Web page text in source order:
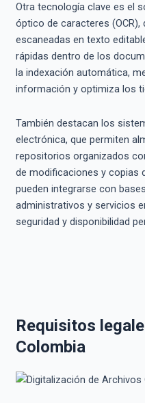
Otra tecnología clave es el
óptico de caracteres (OCR),
escaneadas en texto
rápidas dentro de los
la indexación automática,
información y optimiza los
También destacan los
electrónica, que permiten
repositorios organizados
de modificaciones y copias
pueden integrarse con
administrativos y servicios
seguridad y disponibilidad
Requisitos
Colombia